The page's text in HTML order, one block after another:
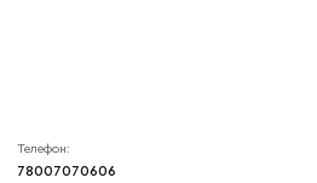
Телефон:
78007070606